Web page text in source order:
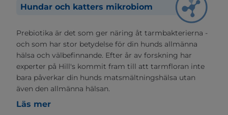
Hundar och katters mikrobiom
Prebiotika är det som ger näring åt tarmbakterierna -
och som har stor betydelse för din hunds allmänna
hälsa och välbefinnande. Efter år av forskning har
experter på Hill's kommit fram till att tarmfloran inte
bara påverkar din hunds matsmältningshälsa utan
även den allmänna hälsan.
Läs mer